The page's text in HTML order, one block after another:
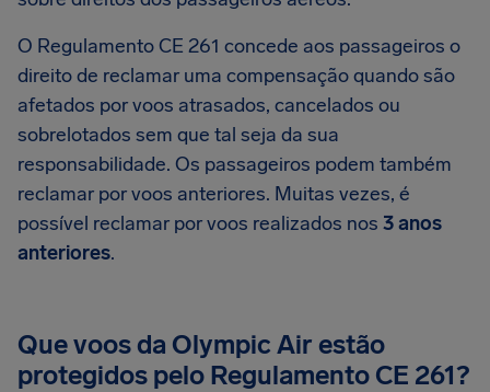
O Regulamento CE 261 concede aos passageiros o
direito de reclamar uma compensação quando são
afetados por voos atrasados, cancelados ou
sobrelotados sem que tal seja da sua
responsabilidade. Os passageiros podem também
reclamar por voos anteriores. Muitas vezes, é
possível reclamar por voos realizados nos 3 anos
anteriores.
Que voos da Olympic Air estão
protegidos pelo Regulamento CE 261?